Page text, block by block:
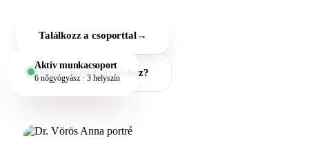
Találkozz a csoporttal→
Mikor fordulj orvoshoz?
Aktív munkacsoport
6 nőgyógyász · 3 helyszín